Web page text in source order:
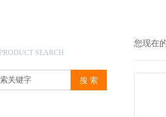
PRODUCT SEARCH
您现在